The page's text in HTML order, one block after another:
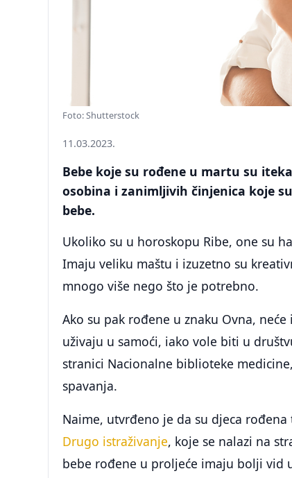
Foto: Shutterstock
11.03.2023.
Bebe koje su rođene u martu su
osobina i zanimljivih činjenica koje
bebe.
Ukoliko su u horoskopu Ribe, one su
Imaju veliku maštu i izuzetno su
mnogo više nego što je potrebno.
Ako su pak rođene u znaku Ovna,
uživaju u samoći, iako vole biti u
stranici Nacionalne biblioteke
spavanja.
Naime, utvrđeno je da su djeca
Drugo istraživanje, koje se nalazi na
bebe rođene u proljeće imaju bolji vid